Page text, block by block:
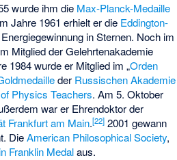
wurde ihm die Max-Planck-Medaille
Jahre 1961 erhielt er die Eddington-
in Sternen. Noch im
Mitglied der Gelehrtenakademie
1984 wurde er Mitglied im „Orden
der Russischen Akademie
Physics Teachers. Am 5. Oktober
war er Ehrendoktor der
Frankfurt am Main.[22] 2001 gewann
DieAmerican Philosophical Society,
Franklin Medalaus.